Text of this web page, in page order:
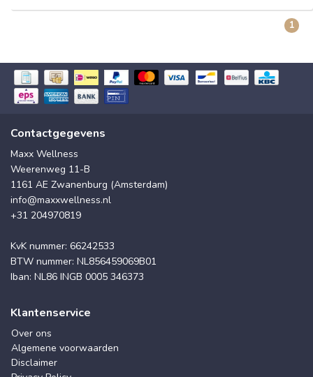
1
Contactgegevens
Maxx Wellness
Weerenweg 11-B
1161 AE Zwanenburg (Amsterdam)
info@maxxwellness.nl
+31 204970819
KvK nummer: 66242533
BTW nummer: NL856459069B01
Iban: NL86 INGB 0005 346373
Klantenservice
Over ons
Algemene voorwaarden
Disclaimer